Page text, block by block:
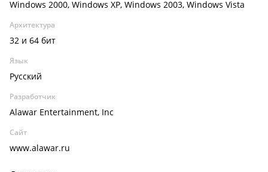
Windows 2000, Windows XP, Windows 2003, Windows Vista
Архитектура
32 и 64 бит
Язык
Русский
Разработчик
Alawar Entertainment, Inc
Сайт
www.alawar.ru